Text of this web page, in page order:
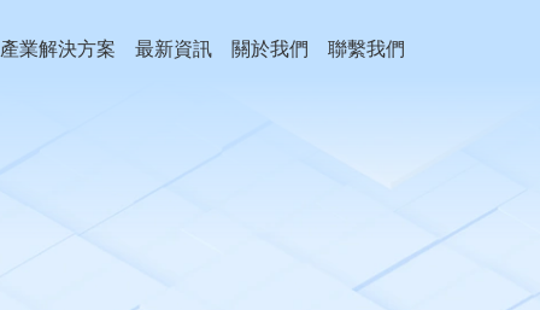
產業解決方案 最新資訊 關於我們 聯繫我們